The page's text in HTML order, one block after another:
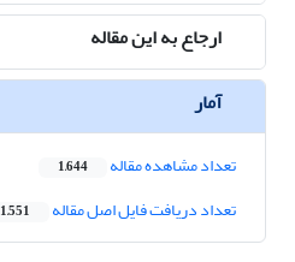
ارجاع به این مقاله
آمار
تعداد مشاهده مقاله 1,644
تعداد دریافت فایل اصل مقاله 1,551